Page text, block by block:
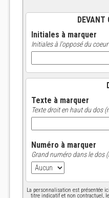
DEVANT
Initiales à marquer
Initiales à l'opposé du
Texte à marquer
Texte droit en haut du dos
Numéro à marquer
Grand numéro dans le dos
La personnalisation est présentée
titre indicatif et non contractuel, le